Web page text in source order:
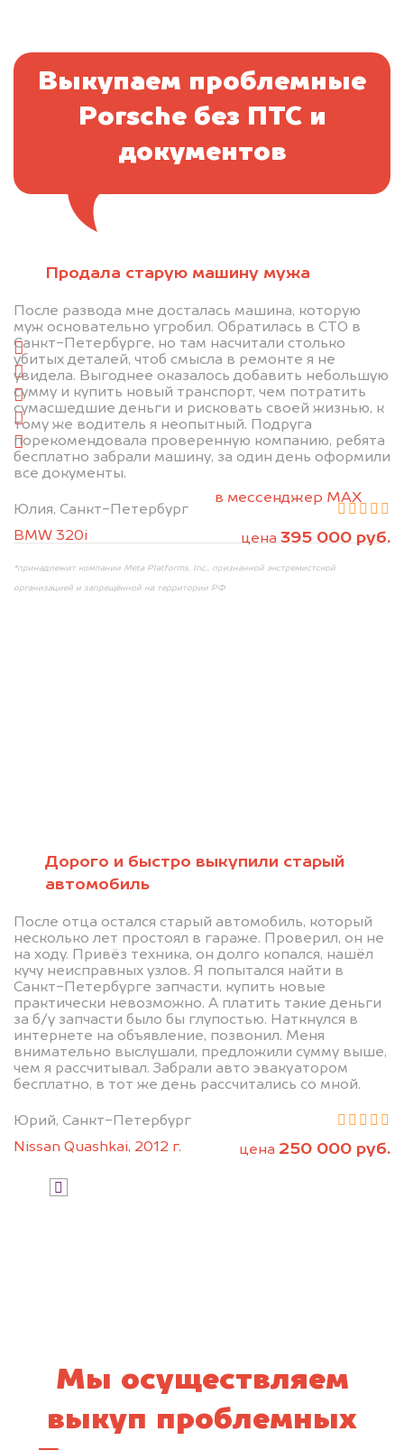
Продала старую машину мужа
После развода мне досталась машина, которую
муж основательно угробил. Обратилась в СТО в
Санкт-Петербурге, но там насчитали столько
убитых деталей, чтоб смысла в ремонте я не
увидела. Выгоднее оказалось добавить небольшую
сумму и купить новый транспорт, чем потратить
сумасшедшие деньги и рисковать своей жизнью, к
тому же водитель я неопытный. Подруга
порекомендовала проверенную компанию, ребята
бесплатно забрали машину, за один день оформили
все документы.
Юлия, Санкт-Петербург
BMW 320i
цена 395 000 руб.
Дорого и быстро выкупили старый
автомобиль
После отца остался старый автомобиль, который
несколько лет простоял в гараже. Проверил, он не
на ходу. Привёз техника, он долго копался, нашёл
кучу неисправных узлов. Я попытался найти в
Санкт-Петербурге запчасти, купить новые
практически невозможно. А платить такие деньги
за б/у запчасти было бы глупостью. Наткнулся в
интернете на объявление, позвонил. Меня
внимательно выслушали, предложили сумму выше,
чем я рассчитывал. Забрали авто эвакуатором
бесплатно, в тот же день рассчитались со мной.
Юрий, Санкт-Петербург
Nissan Quashkai, 2012 г.
цена 250 000 руб.
Выкупаем проблемные
Porsche без ПТС и
документов
минуту эксперт-оценщик назовёт сумму.
1. Сфотографируйте машину:
спереди
сзади
слева
справа
салон
2. Отправьте фотографии на номер +7 (958)
в мессенджер MAX
или на электронную почту info@dorogo.online
*принадлежит компании Meta Platforms, Inc., признанной экстремистской
организацией и запрещённой на территории РФ
Узнайте стоимость проблемного
автомобиля на разбор.
Мы купим ваше авто на 20.000 руб.
дороже, чем предлагают на
автоаукционах.
Мы осуществляем
выкуп проблемных